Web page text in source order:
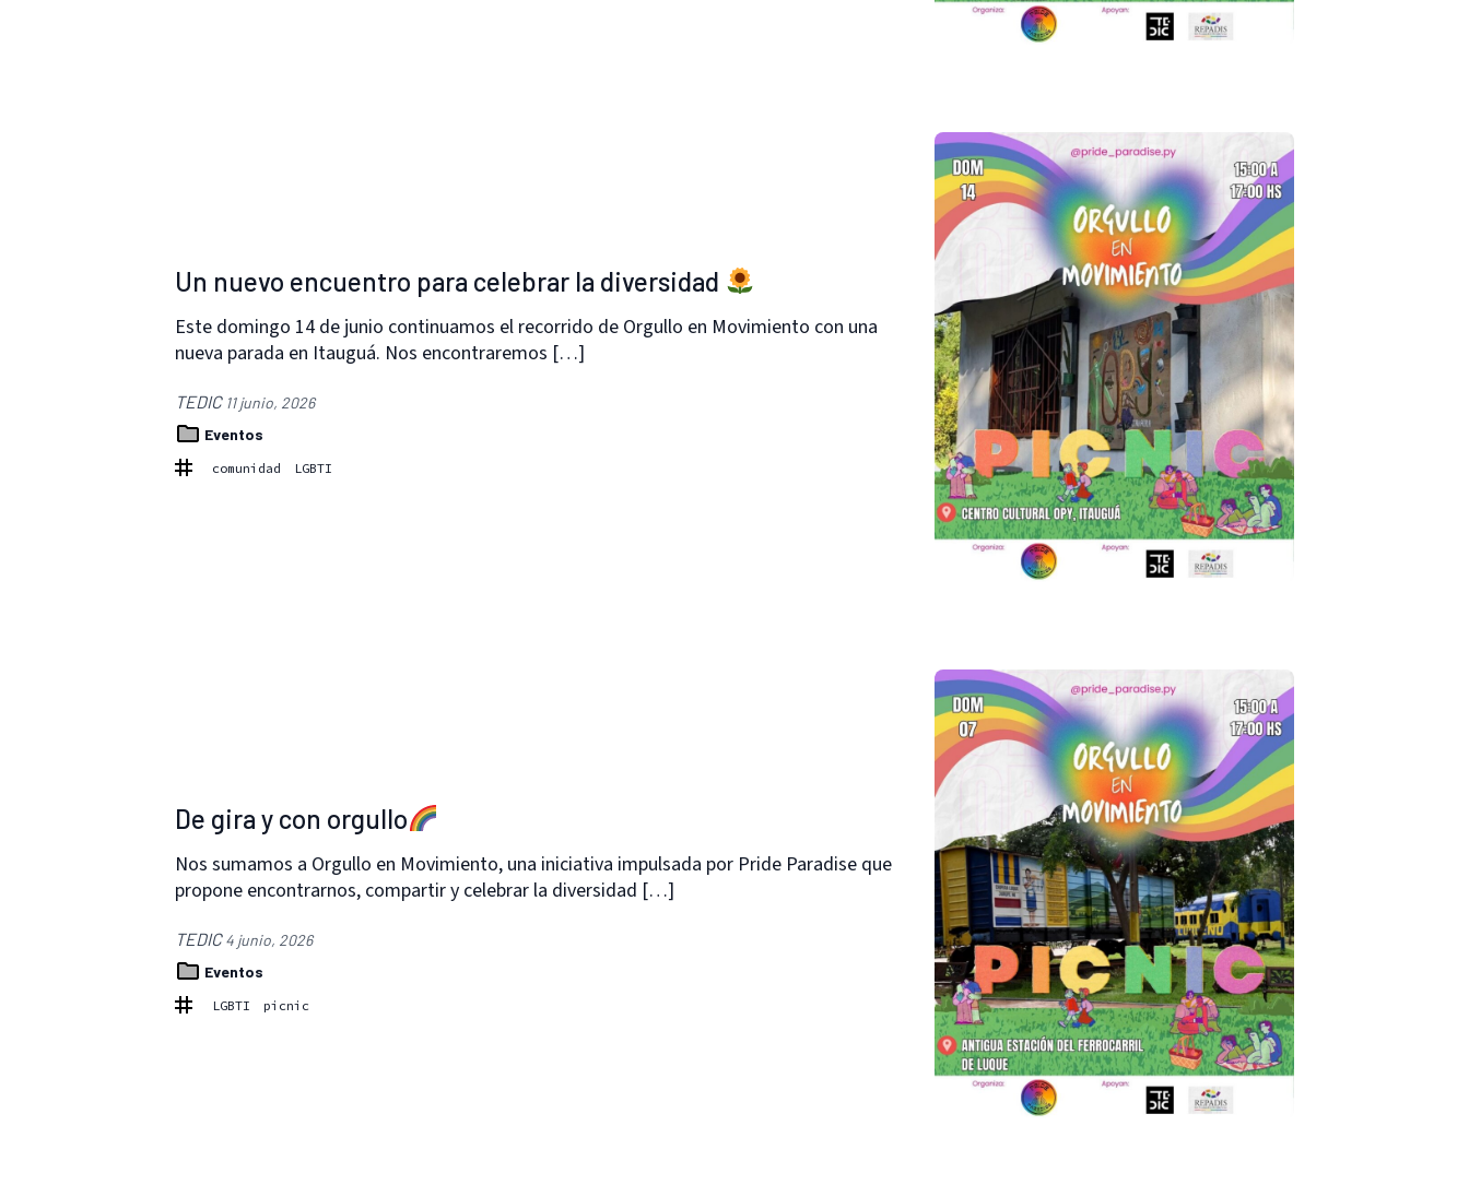
Un nuevo encuentro para celebrar la diversidad
Este domingo 14 de junio continuamos el recorrido de Orgullo en Movimiento con una
nueva parada en Itauguá. Nos encontraremos […]
TEDIC 11 junio, 2026
Eventos
comunidad LGBTI
De gira y con orgullo
Nos sumamos a Orgullo en Movimiento, una iniciativa impulsada por Pride Paradise que
propone encontrarnos, compartir y celebrar la diversidad […]
TEDIC4 junio, 2026
Eventos
LGBTI picnic